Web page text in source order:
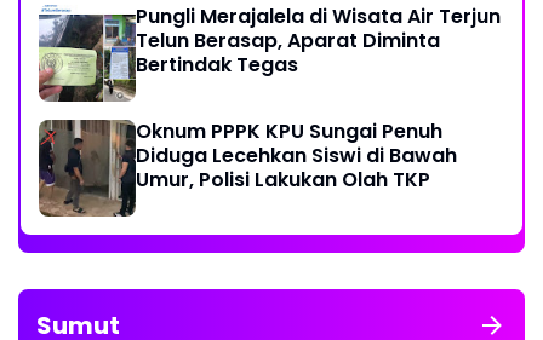
Pungli Merajalela di Wisata Air Terjun
Telun Berasap, Aparat Diminta
Bertindak Tegas
Oknum PPPK KPU Sungai Penuh
Diduga Lecehkan Siswi di Bawah
Umur, Polisi Lakukan Olah TKP
Sumut